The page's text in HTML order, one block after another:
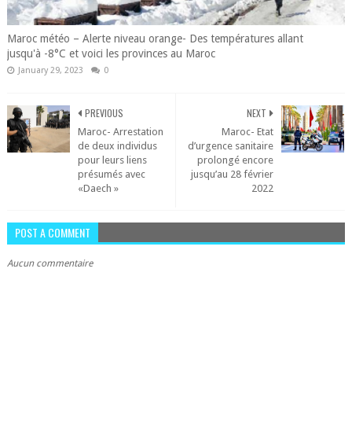
Maroc météo – Alerte niveau orange- Des températures allant
jusqu'à -8°C et voici les provinces au Maroc
January 29, 2023 0
NEXT
Maroc- Etat
d’urgence sanitaire
prolongé encore
jusqu’au 28 février
2022
PREVIOUS
Maroc- Arrestation
de deux individus
pour leurs liens
présumés avec
«Daech »
POST A COMMENT
Aucun commentaire